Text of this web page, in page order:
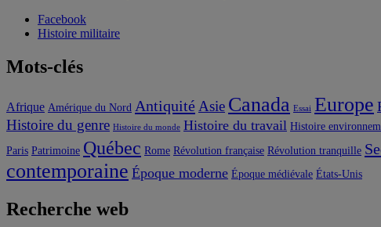
Facebook
Histoire militaire
Mots-clés
Afrique Amérique du Nord Antiquité Asie Canada Essai Europe
Histoire du genre Histoire du monde Histoire du travail Histoire
Paris Patrimoine Québec Rome Révolution française Révolution tranquille
contemporaine Époque moderne Époque médiévale États-Unis
Recherche web